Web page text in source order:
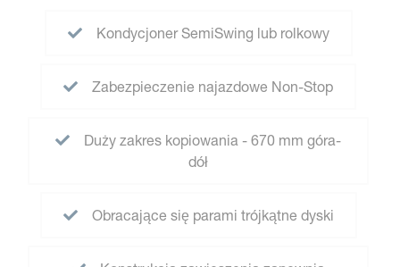
Kondycjoner SemiSwing lub rolkowy
Zabezpieczenie najazdowe Non-Stop
Duży zakres kopiowania - 670 mm góra-
dół
Obracające się parami trójkątne dyski